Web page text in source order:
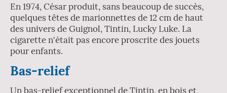
En 1974, César produit, sans beaucoup de succès,
quelques têtes de marionnettes de 12 cm de haut
des univers de Guignol, Tintin, Lucky Luke. La
cigarette n'était pas encore proscrite des jouets
pour enfants.
Bas-relief
Un bas-relief exceptionnel de Tintin, en bois et